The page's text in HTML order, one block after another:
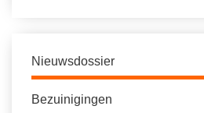
Nieuwsdossier
Bezuinigingen